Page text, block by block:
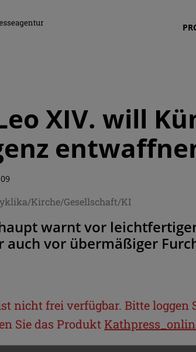
XIV. will
Kirche/Gesellschaft/KI
warnt vor
auch vor übermäßiger
nicht frei verfügbar. Bitte loggen
Sie das Produkt